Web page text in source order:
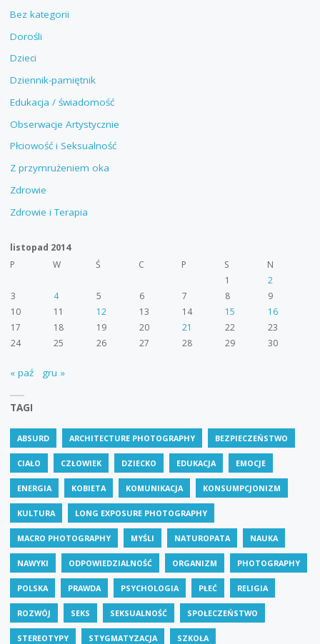
Bez kategorii
Dorośli
Dzieci
Dziennik-pamiętnik
Edukacja / świadomość
Obserwacje Artystycznie
Płciowość i Seksualność
Z przymrużeniem oka
Zdrowie
Zdrowie i Terapia
listopad 2014
P
W Ś C P S
N
1
2
3
4 5 6 7 8
9
10
11 12 13 14 15
16
17
18 19 20 21 22
23
24
25 26 27 28 29 30
« paź gru »
TAGI
ABSURD ARCHITECTURE PHOTOGRAPHY BEZPIECZEŃSTWO
CIAŁO CZŁOWIEK DZIECKO EDUKACJA EMOCJE
ENERGIA KOBIETA KOMUNIKACJA KONSUMPCJONIZM
KULTURA LONG EXPOSURE PHOTOGRAPHY
MACRO PHOTOGRAPHY MYŚLI NATUROPATA NAUKA
NAWYKI ODPOWIEDZIALNOŚĆ ORGANIZM PHOTOGRAPHY
POLSKA PRAWDA PSYCHOLOGIA PŁEĆ RELIGIA
ROZWÓJ SEKS SEKSUALNOŚĆ SPOŁECZEŃSTWO
STEREOTYPY STYGMATYZACJA SZKOŁA